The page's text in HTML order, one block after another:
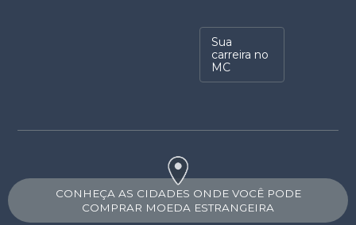
Sua
carreira no
MC
CONHEÇA AS CIDADES ONDE VOCÊ PODE
COMPRAR MOEDA ESTRANGEIRA